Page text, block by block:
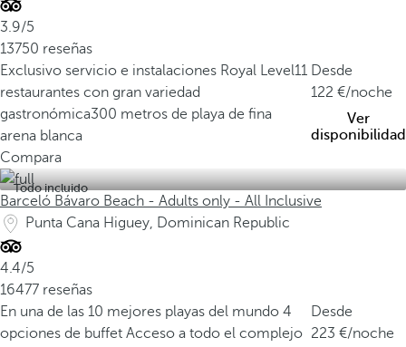
3.9/5
13750 reseñas
Exclusivo servicio e instalaciones Royal Level11
restaurantes con gran variedad
gastronómica300 metros de playa de fina
arena blanca
Desde
122
/noche
Ver
disponibilidad
Compara
Todo incluido
Barceló Bávaro Beach - Adults only - All Inclusive
Punta Cana Higuey, Dominican Republic
4.4/5
16477 reseñas
En una de las 10 mejores playas del mundo 4
opciones de buffet Acceso a todo el complejo
Desde
223
/noche